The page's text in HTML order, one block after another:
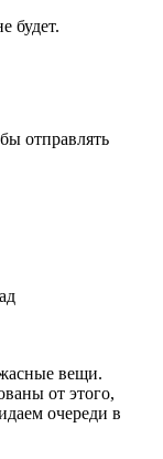
будет.
отправлять
вещи.
от этого,
очереди в